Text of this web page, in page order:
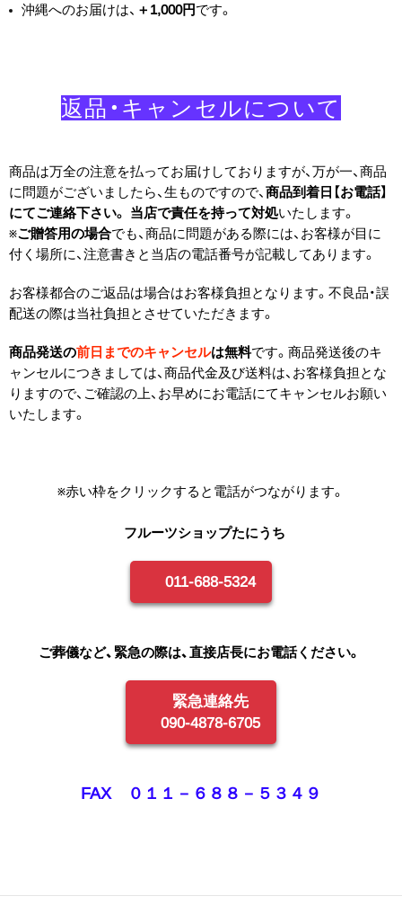
沖縄へのお届けは、 ＋1,000円です。
返品・キャンセルに​ついて
商品は万全の注意を払ってお届けしておりますが、万が一、商品
に問題がございましたら、生ものですので、 商品到着日【お電話】
にてご連絡下さい。 当店で責任を持って対処いたします。
※ご贈答用の場合でも、商品に問題がある際には、お客様が目に
付く場所に、注意書きと当店の電話番号が記載してあります。
お客様都合のご返品は場合はお客様負担となります。不良品・誤
配送の際は当社負担とさせていただきます。
商品発送の前日までのキャンセルは無料です。商品発送後のキ
ャンセルにつきましては、商品代金及び送料は、お客様負担とな
りますので、ご確認の上、お早めにお電話にてキャンセルお願い
いたします。
※赤い枠をクリックすると電話がつながります。
フルーツショップたにうち
011-688-5324
ご葬儀など、緊急の際は、直接店長にお電話ください。
緊急連絡先
090-4878-6705
FAX ０１１－６８８－５３４９